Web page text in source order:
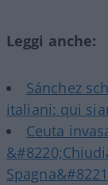
Leggi anche:
Sánchez
italiani: qui
Ceuta